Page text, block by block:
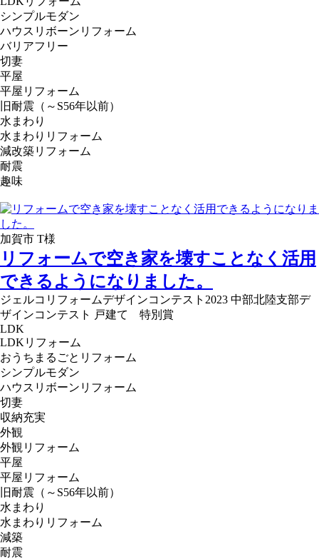
シンプルモダン
ハウスリボーンリフォーム
バリアフリー
切妻
平屋
平屋リフォーム
旧耐震（～S56年以前）
水まわり
水まわりリフォーム
減改築リフォーム
耐震
趣味
加賀市 T様
リフォームで空き家を壊すことなく活用
できるようになりました。
ジェルコリフォームデザインコンテスト2023 中部北陸支部デ
ザインコンテスト 戸建て 特別賞
LDK
LDKリフォーム
おうちまるごとリフォーム
シンプルモダン
ハウスリボーンリフォーム
切妻
収納充実
外観
外観リフォーム
平屋
平屋リフォーム
旧耐震（～S56年以前）
水まわり
水まわりリフォーム
減築
耐震